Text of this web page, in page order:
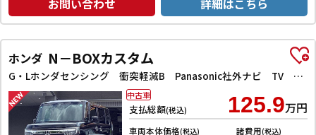
お問い合わせ 詳細はこちら
ホンダ N－BOXカスタム
G・Lホンダセンシング 衝突軽減B Panasonic社外ナビ TV Bカメラ ビルドインETC アダプティブクルーズコントロール 左パワースライドドア LEDヘッドライト フォグライト スマートキー プッシュスタート
支払総額(税込) 125.9万円
車両本体価格(税込) 諸費用(税込)
中古車